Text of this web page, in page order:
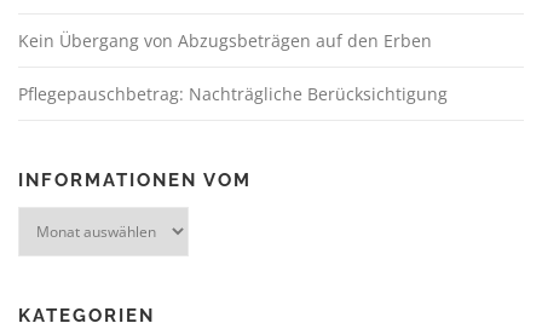
Kein Übergang von Abzugsbeträgen auf den Erben
Pflegepauschbetrag: Nachträgliche Berücksichtigung
INFORMATIONEN VOM
KATEGORIEN